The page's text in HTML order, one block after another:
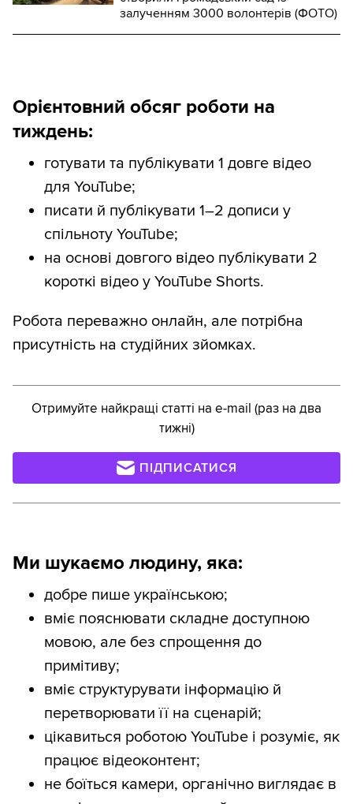
залученням 3000 волонтерів (ФОТО)
Орієнтовний обсяг роботи на
тиждень:
готувати та публікувати 1 довге відео
для YouTube;
писати й публікувати 1–2 дописи у
спільноту YouTube;
на основі довгого відео публікувати 2
короткі відео у YouTube Shorts.
Робота переважно онлайн, але потрібна
присутність на студійних зйомках.
Отримуйте найкращі статті на e-mail (раз на два
тижні)
ПІДПИСАТИСЯ
Ми шукаємо людину, яка:
добре пише українською;
вміє пояснювати складне доступною
мовою, але без спрощення до
примітиву;
вміє структурувати інформацію й
перетворювати її на сценарій;
цікавиться роботою YouTube і розуміє, як
працює відеоконтент;
не боїться камери, органічно виглядає в